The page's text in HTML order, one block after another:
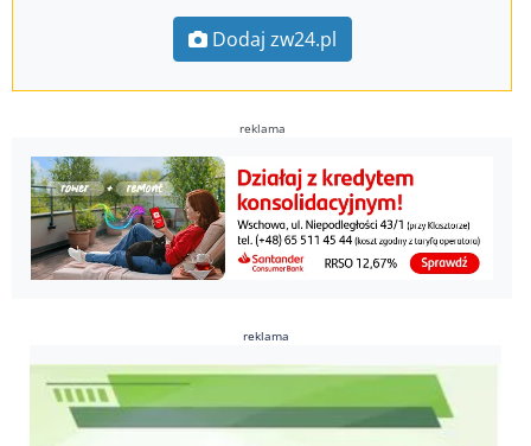
Dodaj zw24.pl
reklama
reklama